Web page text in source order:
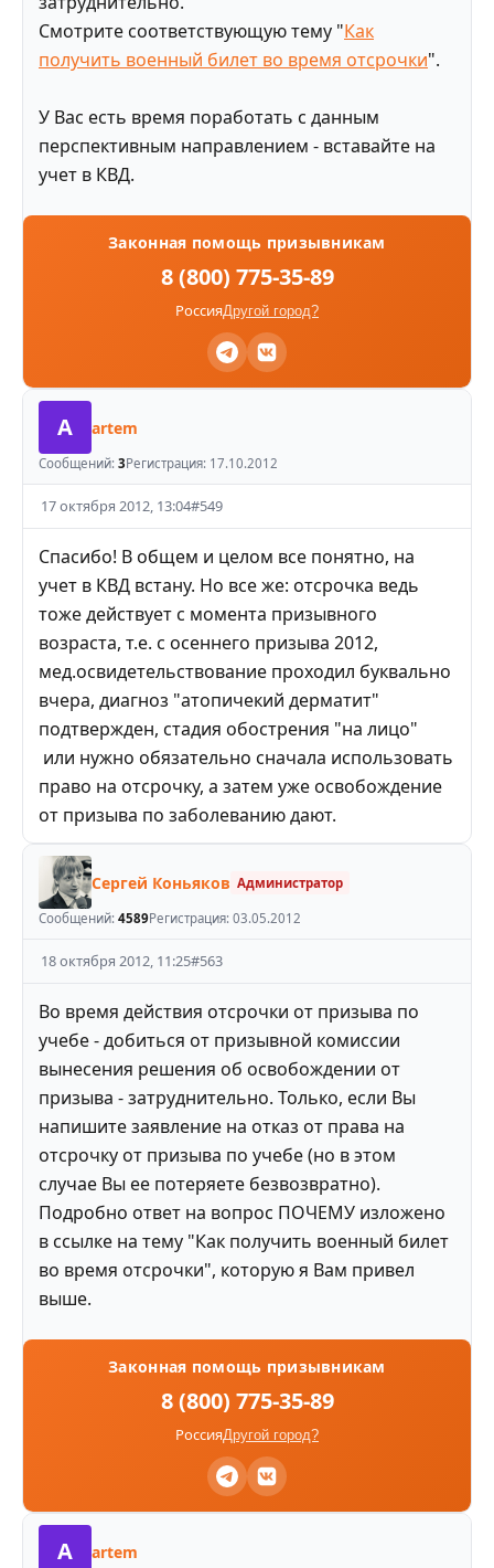
Смотрите соответствующую тему "Как
получить военный билет во время отсрочки".
У Вас есть время поработать с данным
перспективным направлением - вставайте на
учет в КВД.
Законная помощь призывникам
8 (800) 775-35-89
РоссияДругой город?
A artem
Сообщений: 3Регистрация: 17.10.2012
17 октября 2012, 13:04#549
Спасибо! В общем и целом все понятно, на
учет в КВД встану. Но все же: отсрочка ведь
тоже действует с момента призывного
возраста, т.е. с осеннего призыва 2012,
мед.освидетельствование проходил буквально
вчера, диагноз "атопичекий дерматит"
подтвержден, стадия обострения "на лицо"
или нужно обязательно сначала использовать
право на отсрочку, а затем уже освобождение
от призыва по заболеванию дают.
Сергей Коньяков Администратор
Сообщений: 4589Регистрация: 03.05.2012
18 октября 2012, 11:25#563
Во время действия отсрочки от призыва по
учебе - добиться от призывной комиссии
вынесения решения об освобождении от
призыва - затруднительно. Только, если Вы
напишите заявление на отказ от права на
отсрочку от призыва по учебе (но в этом
случае Вы ее потеряете безвозвратно).
Подробно ответ на вопрос ПОЧЕМУ изложено
в ссылке на тему "Как получить военный билет
во время отсрочки", которую я Вам привел
выше.
Законная помощь призывникам
8 (800) 775-35-89
РоссияДругой город?
A artem